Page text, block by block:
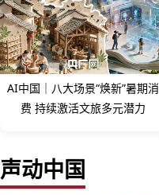
AI中国｜八大场景“焕新”暑期消
费 持续激活文旅多元潜力
声动中国